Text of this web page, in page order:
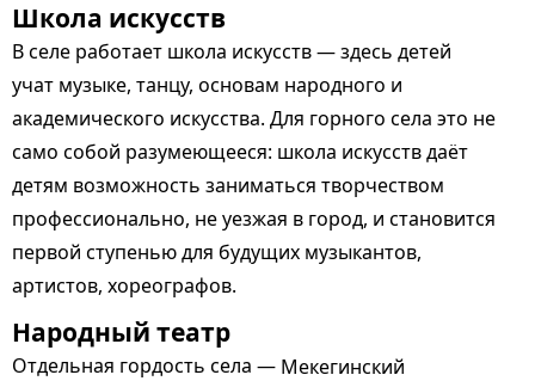
Школа искусств
В селе работает школа искусств — здесь детей
учат музыке, танцу, основам народного и
академического искусства. Для горного села это не
само собой разумеющееся: школа искусств даёт
детям возможность заниматься творчеством
профессионально, не уезжая в город, и становится
первой ступенью для будущих музыкантов,
артистов, хореографов.
Народный театр
Отдельная гордость села — Мекегинский